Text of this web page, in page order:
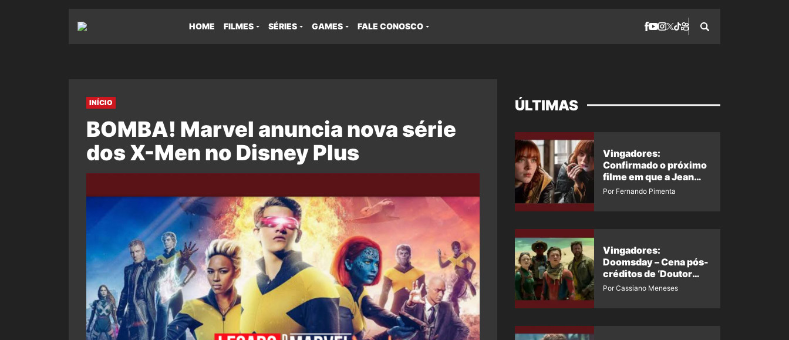
HOME FILMES SÉRIES GAMES FALE CONOSCO
INÍCIO
BOMBA! Marvel anuncia nova série
dos X-Men no Disney Plus
ÚLTIMAS
Vingadores:
Confirmado o próximo
filme em que a Jean
Grey irá aparecer
Por Fernando Pimenta
Vingadores:
Doomsday – Cena pós-
créditos de ‘Doutor
Destino’ é revelada
Por Cassiano Meneses